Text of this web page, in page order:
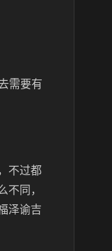
需要有
不过都
同，
泽谕吉